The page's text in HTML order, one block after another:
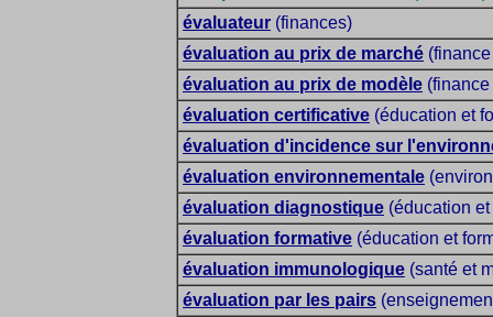
évaluateur (finances)
évaluation au prix de marché
évaluation au prix de modèle
évaluation certificative (éducation et
évaluation d'incidence sur
évaluation environnementale
évaluation diagnostique (éducation
évaluation formative (éducation et
évaluation immunologique (santé et
évaluation par les pairs